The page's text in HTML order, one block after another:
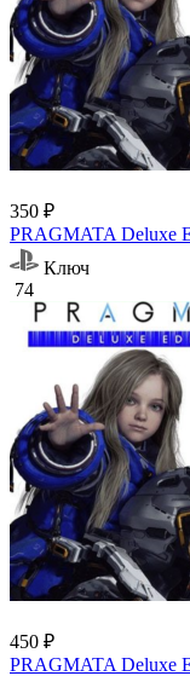
350 ₽
PRAGMATA Deluxe
Ключ
74
450 ₽
PRAGMATA Deluxe